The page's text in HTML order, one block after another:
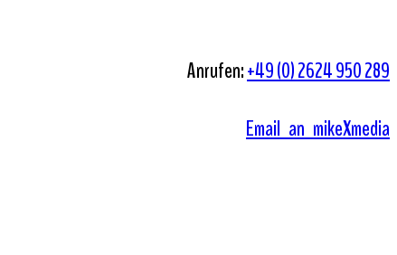
Anrufen:+49 (0) 2624 950 289
Email an mikeXmedia